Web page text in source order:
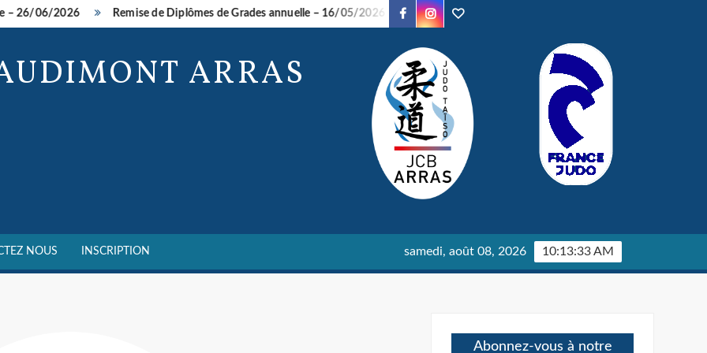
Remise de Diplômes de Grades annuelle – 16/05/2026 Soirée Judo – 24/01/2026
FacebookInstagram
TikTok
ARRAS
NOUS INSCRIPTION 10:13:35 AM
samedi, août 08, 2026
Abonnez-vous à notre